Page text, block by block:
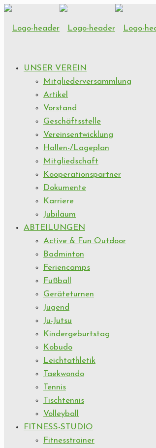
UNSER VEREIN
Mitgliederversammlung
Artikel
Vorstand
Geschäftsstelle
Vereinsentwicklung
Hallen-/Lageplan
Mitgliedschaft
Kooperationspartner
Dokumente
Karriere
Jubiläum
ABTEILUNGEN
Active & Fun Outdoor
Badminton
Feriencamps
Fußball
Geräteturnen
Jugend
Ju-Jutsu
Kindergeburtstag
Kobudo
Leichtathletik
Taekwondo
Tennis
Tischtennis
Volleyball
FITNESS-STUDIO
Fitnesstrainer